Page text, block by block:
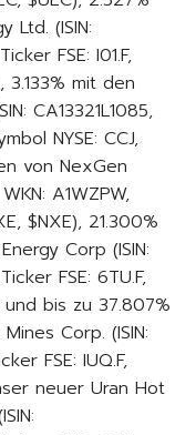
Ltd. (ISIN:
FSE: I01.F,
3.133% mit den
CA13321L1085,
NYSE: CCJ,
von NexGen
A1WZPW,
$NXE), 21.300%
Corp (ISIN:
FSE: 6TU.F,
und bis zu 37.807%
Corp. (ISIN:
FSE: IUQ.F,
neuer Uran Hot